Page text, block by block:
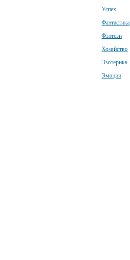
Успех
Фантастика
Фэнтези
Хозяйство
Эзотерика
Эмоции